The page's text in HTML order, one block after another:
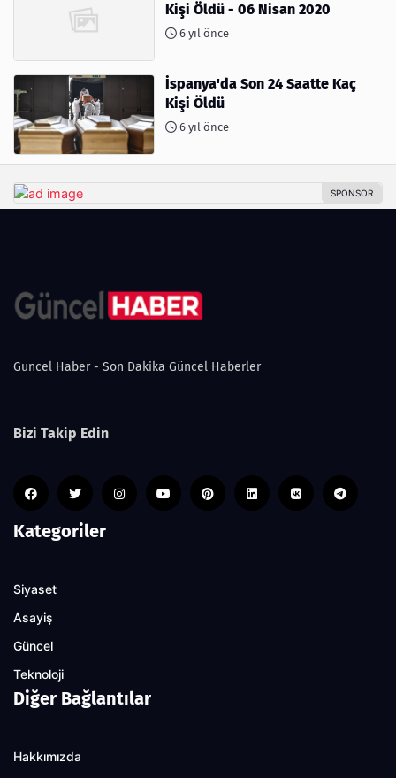
Kişi Öldü - 06 Nisan 2020
6 yıl önce
İspanya'da Son 24 Saatte Kaç
Kişi Öldü
6 yıl önce
Guncel Haber - Son Dakika Güncel Haberler
Bizi Takip Edin
Kategoriler
Siyaset
Asayiş
Güncel
Teknoloji
Diğer Bağlantılar
Hakkımızda